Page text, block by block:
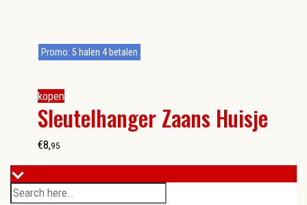
kopen
Sleutelhanger Zaans Huisje
Promo: 5 halen 4 betalen
€8,95